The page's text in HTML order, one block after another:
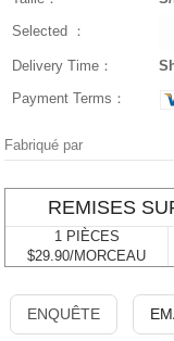
Selected ：
Delivery Time：
Payment Terms：
Fabriqué par
REMISES
1 PIÈCES
$29.90/MORCEAU
ENQUÊTE